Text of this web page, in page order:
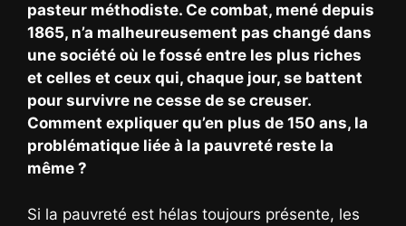
pasteur méthodiste. Ce combat, mené depuis
1865, n’a malheureusement pas changé dans
une société où le fossé entre les plus riches
et celles et ceux qui, chaque jour, se battent
pour survivre ne cesse de se creuser.
Comment expliquer qu’en plus de 150 ans, la
problématique liée à la pauvreté reste la
même ?
Si la pauvreté est hélas toujours présente, les